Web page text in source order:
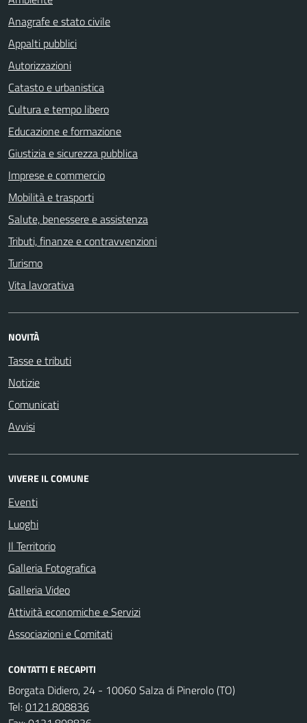
Anagrafe e stato civile
Appalti pubblici
Autorizzazioni
Catasto e urbanistica
Cultura e tempo libero
Educazione e formazione
Giustizia e sicurezza pubblica
Imprese e commercio
Mobilità e trasporti
Salute, benessere e assistenza
Tributi, finanze e contravvenzioni
Turismo
Vita lavorativa
NOVITÀ
Tasse e tributi
Notizie
Comunicati
Avvisi
VIVERE IL COMUNE
Eventi
Luoghi
Il Territorio
Galleria Fotografica
Galleria Video
Attività economiche e Servizi
Associazioni e Comitati
CONTATTI E RECAPITI
Borgata Didiero, 24 - 10060 Salza di Pinerolo (TO)
Tel:0121.808836